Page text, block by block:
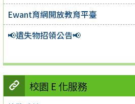
Ewant育網開放教育平臺
📢遺失物招領公告📢
校園 E 化服務